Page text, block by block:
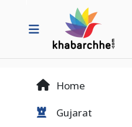
Home
Gujarat